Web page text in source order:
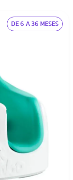
DE 6 A 36 MESES